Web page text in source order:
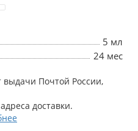
5 мл
24 мес
выдачи Почтой России,
доставки.